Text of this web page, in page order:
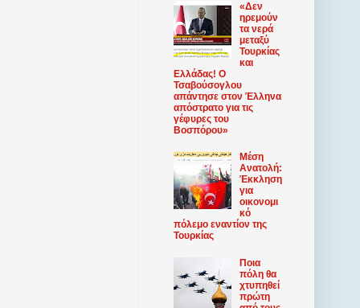
«Δεν
ηρεμούν
τα νερά
μεταξύ
Τουρκίας
και
Ελλάδας! Ο
Τσαβούσογλου
απάντησε στον Έλληνα
απόστρατο για τις
γέφυρες του
Βοσπόρου»
Μέση
Ανατολή:
Έκκληση
για
οικονομι
κό
πόλεμο εναντίον της
Τουρκίας
Ποια
πόλη θα
χτυπηθεί
πρώτη